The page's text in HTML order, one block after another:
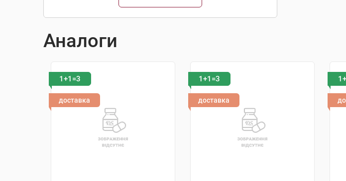
Аналоги
1+1=3
доставка
1+1=3
доставка